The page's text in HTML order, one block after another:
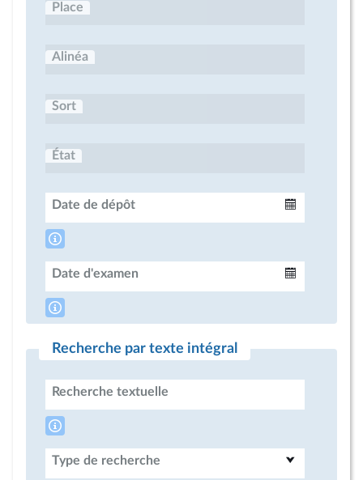
Place
Alinéa
Sort
État
Date de dépôt
Date d'examen
Recherche par texte intégral
Recherche textuelle
Type de recherche